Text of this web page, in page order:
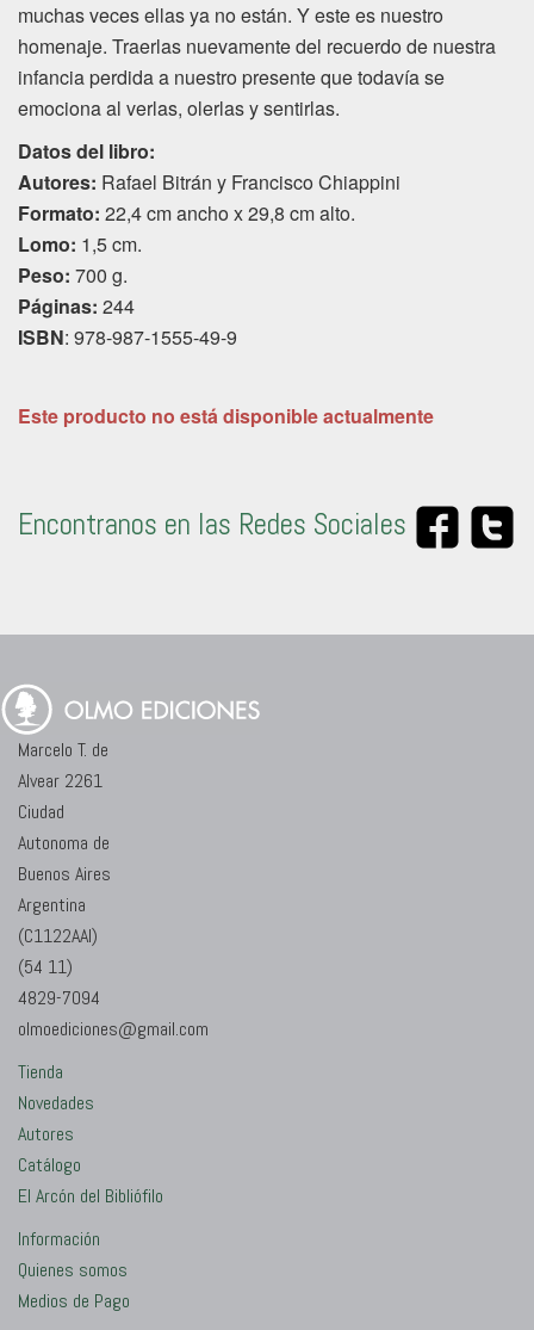
muchas veces ellas ya no están. Y este es nuestro
homenaje. Traerlas nuevamente del recuerdo de nuestra
infancia perdida a nuestro presente que todavía se
emociona al verlas, olerlas y sentirlas.
Datos del libro:
Autores: Rafael Bitrán y Francisco Chiappini
Formato: 22,4 cm ancho x 29,8 cm alto.
Lomo: 1,5 cm.
Peso: 700 g.
Páginas: 244
ISBN: 978-987-1555-49-9
Este producto no está disponible actualmente
Encontranos en las Redes Sociales
Marcelo T. de
Alvear 2261
Ciudad
Autonoma de
Buenos Aires
Argentina
(C1122AAI)
(54 11)
4829-7094
olmoediciones@gmail.com
Tienda
Novedades
Autores
Catálogo
El Arcón del Bibliófilo
Información
Quienes somos
Medios de Pago